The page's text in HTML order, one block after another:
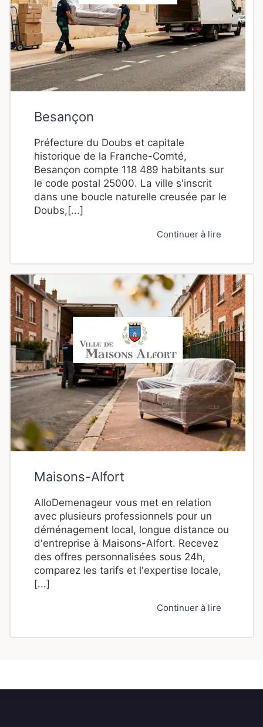
Besançon
Préfecture du Doubs et capitale
historique de la Franche-Comté,
Besançon compte 118 489 habitants sur
le code postal 25000. La ville s'inscrit
dans une boucle naturelle creusée par le
Doubs,[...]
Continuer à lire
Maisons-Alfort
AlloDemenageur vous met en relation
avec plusieurs professionnels pour un
déménagement local, longue distance ou
d'entreprise à Maisons-Alfort. Recevez
des offres personnalisées sous 24h,
comparez les tarifs et l'expertise locale,
[...]
Continuer à lire